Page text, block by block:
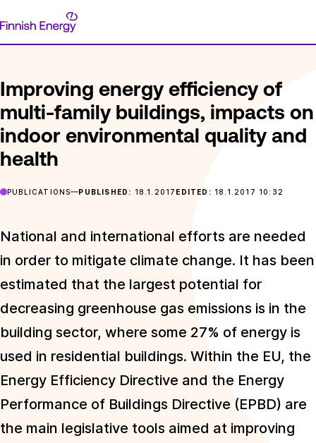
to
Finnish
Energy
Improving energy efficiency of
multi-family buildings, impacts on
indoor environmental quality and
health
PUBLICATIONS PUBLISHED: 18.1.2017 EDITED: 18.1.2017 10:32
National and international efforts are needed
in order to mitigate climate change. It has been
estimated that the largest potential for
decreasing greenhouse gas emissions is in the
building sector, where some 27% of energy is
used in residential buildings. Within the EU, the
Energy Efficiency Directive and the Energy
Performance of Buildings Directive (EPBD) are
the main legislative tools aimed at improving